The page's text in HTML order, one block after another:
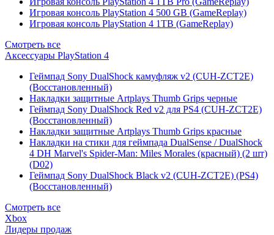
Игровая консоль PlayStation 4 500 GB (GameReplay)
Игровая консоль PlayStation 4 1TB (GameReplay)
Смотреть все
Аксессуары PlayStation 4
Геймпад Sony DualShock камуфляж v2 (CUH-ZCT2E)
(Восстановленный)
Накладки защитные Artplays Thumb Grips черные
Геймпад Sony DualShock Red v2 для PS4 (CUH-ZCT2E)
(Восстановленный)
Накладки защитные Artplays Thumb Grips красные
Накладки на стики для геймпада DualSense / DualShock
4 DH Marvel's Spider-Man: Miles Morales (красный) (2 шт)
(D02)
Геймпад Sony DualShock Black v2 (CUH-ZCT2E) (PS4)
(Восстановленный)
Смотреть все
Xbox
Лидеры продаж